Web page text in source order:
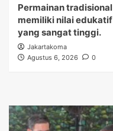
Permainan tradisional
memiliki nilai edukatif
yang sangat tinggi.
Jakartakoma
Agustus 6, 2026
0